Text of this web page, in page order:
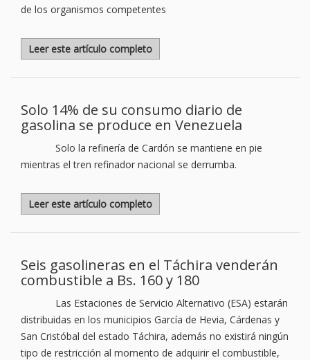
de los organismos competentes
Leer este artículo completo
Solo 14% de su consumo diario de
gasolina se produce en Venezuela
Solo la refinería de Cardón se mantiene en pie
mientras el tren refinador nacional se derrumba.
Leer este artículo completo
Seis gasolineras en el Táchira venderán
combustible a Bs. 160 y 180
Las Estaciones de Servicio Alternativo (ESA) estarán
distribuidas en los municipios García de Hevia, Cárdenas y
San Cristóbal del estado Táchira, además no existirá ningún
tipo de restricción al momento de adquirir el combustible,